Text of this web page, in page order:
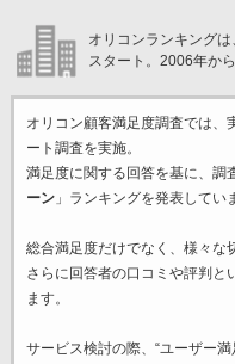
オリコンランキング
スタート。2006年か
オリコン顧客満足度調査では、
ート調査を実施。
満足度に関する回答を基に、調
ーン」ランキングを発表してい
総合満足度だけでなく、様々な
さらに回答者の口コミや評判と
ます。
サービス検討の際、“ユーザー